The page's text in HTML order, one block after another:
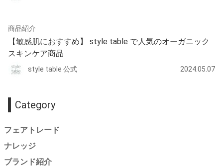
商品紹介
【敏感肌におすすめ】 style table で人気のオーガニック
スキンケア商品
style table 公式 2024.05.07
Category
フェアトレード
ナレッジ
ブランド紹介